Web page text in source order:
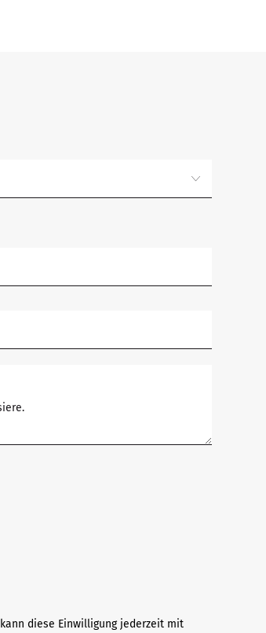
diese Einwilligung jederzeit mit